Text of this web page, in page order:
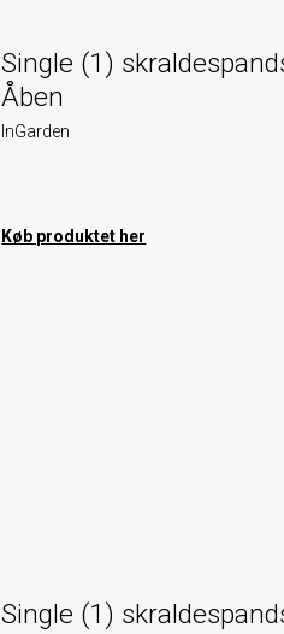
Single (1)
Åben
InGarden
Køb produktet her
Single (1)